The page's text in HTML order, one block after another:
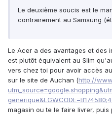
Le deuxième soucis est le
contrairement au Samsung
Le Acer a des avantages et des
est plutôt équivalent au Slim
vers chez toi pour avoir accès
sur le site de Auchan (http://
magasin ou te le faire livrer, puis